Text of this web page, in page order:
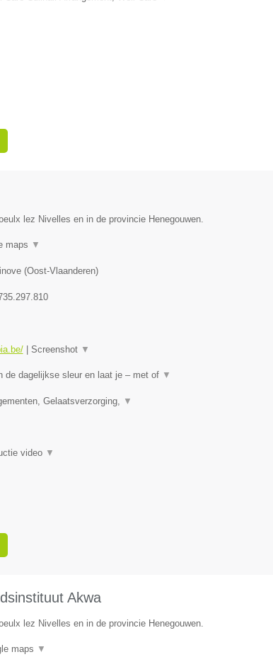
lez Nivelles en in de provincie Henegouwen.
maps ▼
(Oost-Vlaanderen)
| Screenshot ▼
de dagelijkse sleur en laat je – met of ▼
Gelaatsverzorging, ▼
video ▼
Akwa
lez Nivelles en in de provincie Henegouwen.
maps ▼